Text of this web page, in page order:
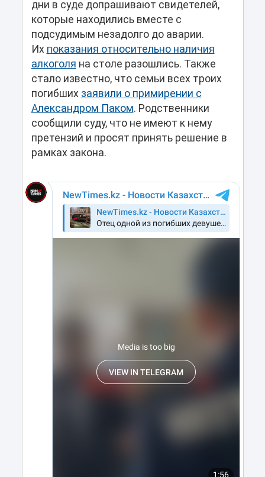
дни в суде допрашивают свидетелей,
которые находились вместе с
подсудимым незадолго до аварии.
Их показания относительно наличия
алкоголя на столе разошлись. Также
стало известно, что семьи всех троих
погибших заявили о примирении с
Александром Паком. Родственники
сообщили суду, что не имеют к нему
претензий и просят принять решение в
рамках закона.